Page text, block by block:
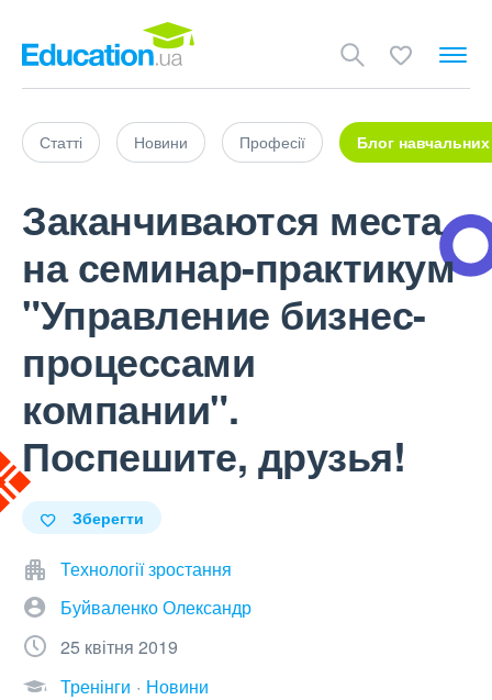
Статті Новини Професії Блог навчальних
Заканчиваются места
на семинар-практикум
"Управление бизнес-
процессами
компании".
Поспешите, друзья!
Зберегти
Технології зростання
Буйваленко Олександр
25 квітня 2019
Тренінги
Новини